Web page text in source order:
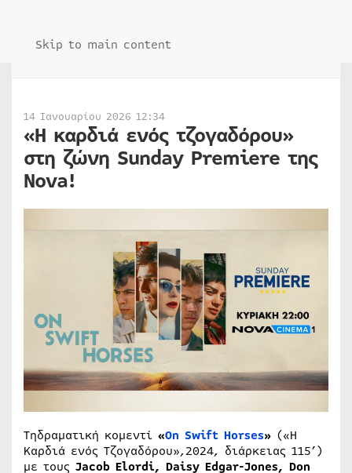
Skip to main content
14 Ιανουαρίου 2026 12:34
«Η καρδιά ενός τζογαδόρου»
στη ζώνη Sunday Premiere της
Nova!
Τηδραματική κομεντί «On Swift Horses» («Η
Καρδιά ενός Τζογαδόρου»,2024, διάρκειας 115’)
με τους Jacob Elordi, Daisy Edgar-Jones, Don